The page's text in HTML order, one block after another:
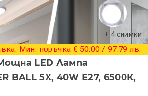
+ 4 снимки
Мин. поръчка € 50.00 / 97.79 лв.
LED Лампа
BALL 5X, 40W Е27, 6500К,